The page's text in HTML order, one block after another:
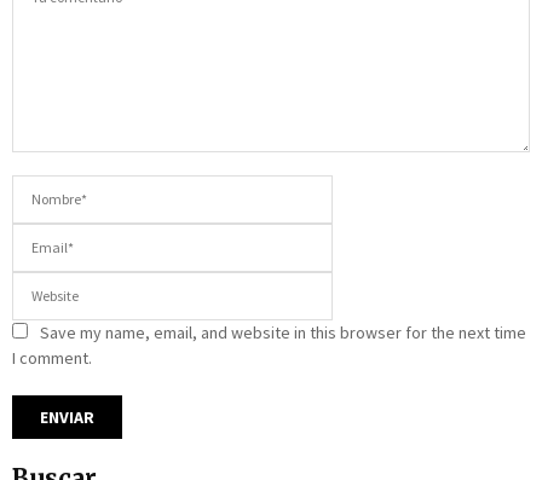
Save my name, email, and website in this browser for the next time
I comment.